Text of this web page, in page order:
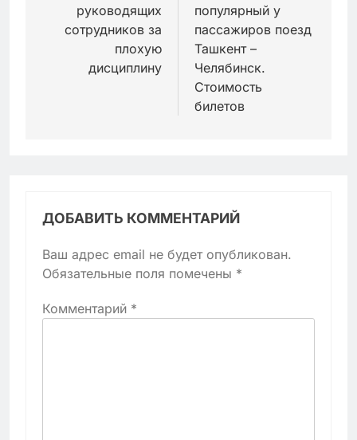
руководящих
сотрудников за
плохую
дисциплину
популярный у
пассажиров поезд
Ташкент –
Челябинск.
Стоимость
билетов
ДОБАВИТЬ КОММЕНТАРИЙ
Ваш адрес email не будет опубликован.
Обязательные поля помечены *
Комментарий *